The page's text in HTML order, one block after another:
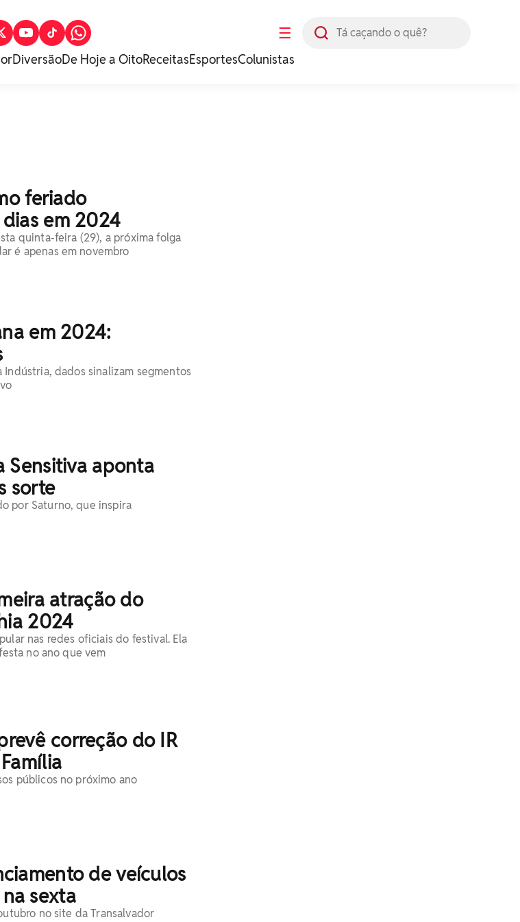
☰
DiversãoDe Hoje a OitoReceitasEsportesColunistas
feriado
em 2024
quinta-feira (29), a próxima folga
é apenas em novembro
em 2024:
dados sinalizam segmentos
Sensitiva aponta
sorte
por Saturno, que inspira
atração do
2024
nas redes oficiais do festival. Ela
no ano que vem
correção do IR
públicos no próximo ano
de veículos
sexta
no site da Transalvador